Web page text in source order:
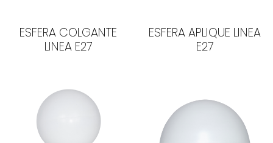
ESFERA COLGANTE
LINEA E27
ESFERA APLIQUE LINEA
E27